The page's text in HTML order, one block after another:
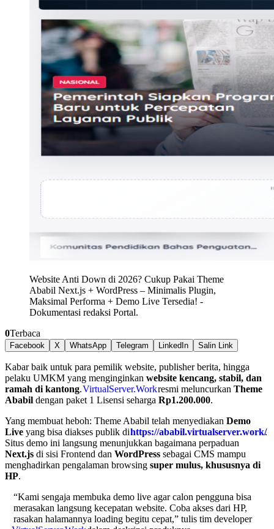
Website Anti Down di 2026? Cukup Pakai Theme
Ababil Next.js + WordPress – Minimalis Plugin,
Maksimal Performa + Demo Live Tersedia! -
Dokumentasi redaksi Portal.
0Terbaca
Facebook X WhatsApp Telegram LinkedIn Salin Link
Kabar baik untuk para pemilik website, publisher berita, hingga
pelaku UMKM yang menginginkan website kencang, stabil, dan
ramah di kantong.VirtualServer.Workresmi meluncurkan Theme
Ababil dengan paket 1 Lisensi seharga Rp1.200.000.
Yang membuat heboh: Theme Ababil telah menyediakan Demo
Live yang bisa diakses publik dihttps://ababil.virtualserver.work/.
Situs demo ini langsung menunjukkan bagaimana perpaduan
Next.js di sisi Frontend dan WordPress sebagai CMS mampu
menghadirkan pengalaman browsing super mulus, khususnya di
HP.
“Kami sengaja membuka demo live agar calon pengguna bisa
merasakan langsung kecepatan website. Coba akses dari HP,
rasakan halamannya loading begitu cepat,” tulis tim developer